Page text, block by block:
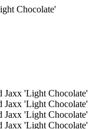
Chocolate'